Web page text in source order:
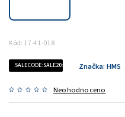
Kód: 17-41-018
SALECODE:SALE20:20:%
Neohodnoceno
Značka: HMS